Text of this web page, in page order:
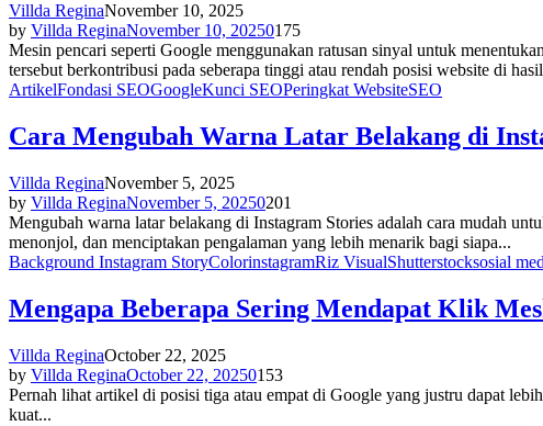
Villda ReginaNovember 10, 2025
by Villda ReginaNovember 10, 20250175
Mesin pencari seperti Google menggunakan ratusan sinyal untuk
tersebut berkontribusi pada seberapa tinggi atau rendah posisi website di
ArtikelFondasi SEOGoogleKunci SEOPeringkat WebsiteSEO
Cara Mengubah Warna Latar Belakang di
Villda ReginaNovember 5, 2025
by Villda ReginaNovember 5, 20250201
Mengubah warna latar belakang di Instagram Stories adalah cara mudah
menonjol, dan menciptakan pengalaman yang lebih menarik bagi siapa...
Background Instagram StoryColorinstagramRiz VisualShutterstocksosial
Mengapa Beberapa Sering Mendapat Klik
Villda ReginaOctober 22, 2025
by Villda ReginaOctober 22, 20250153
Pernah lihat artikel di posisi tiga atau empat di Google yang justru dapat
kuat...